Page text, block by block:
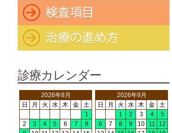
診療カレンダー
2026年8月
日
月 火 水 木 金
土
1
2
3 4 5 6 7
8
2026年9月
日
月 火 水 木 金
土
1
2 3 4
5
6
7 8 9 10 11
12